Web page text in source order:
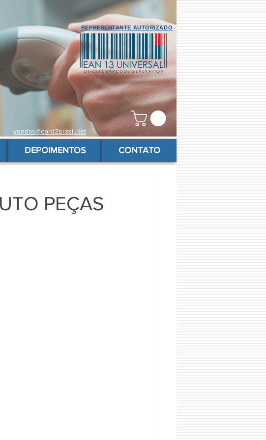
vendas@ean13brasil.net
REPRESENTANTE AUTORIZADO
DEPOIMENTOS CONTATO
PEÇAS